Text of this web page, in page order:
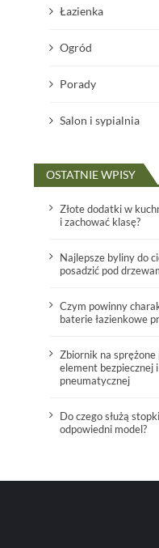
Łazienka
Ogród
Porady
Salon i sypialnia
OSTATNIE WPISY
Złote dodatki w
i zachować klasę?
Najlepsze byliny do
posadzić pod
Czym powinny
baterie łazienkowe
Zbiornik na
element bezpiecznej
pneumatycznej
Do czego służą
odpowiedni model?